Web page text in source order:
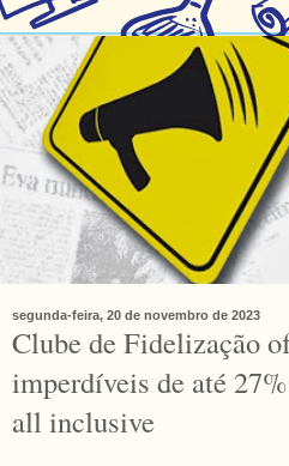
segunda-feira, 20 de novembro de 2023
Clube de Fidelização
imperdíveis de até
all inclusive